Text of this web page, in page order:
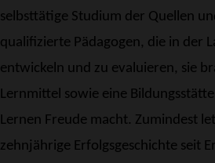
selbsttätige Studium der Quellen
qualifizierte Pädagogen, die in der
entwickeln und zu evaluieren, sie
Lernmittel sowie eine
Lernen Freude macht. Zumindest
zehnjährige Erfolgsgeschichte seit